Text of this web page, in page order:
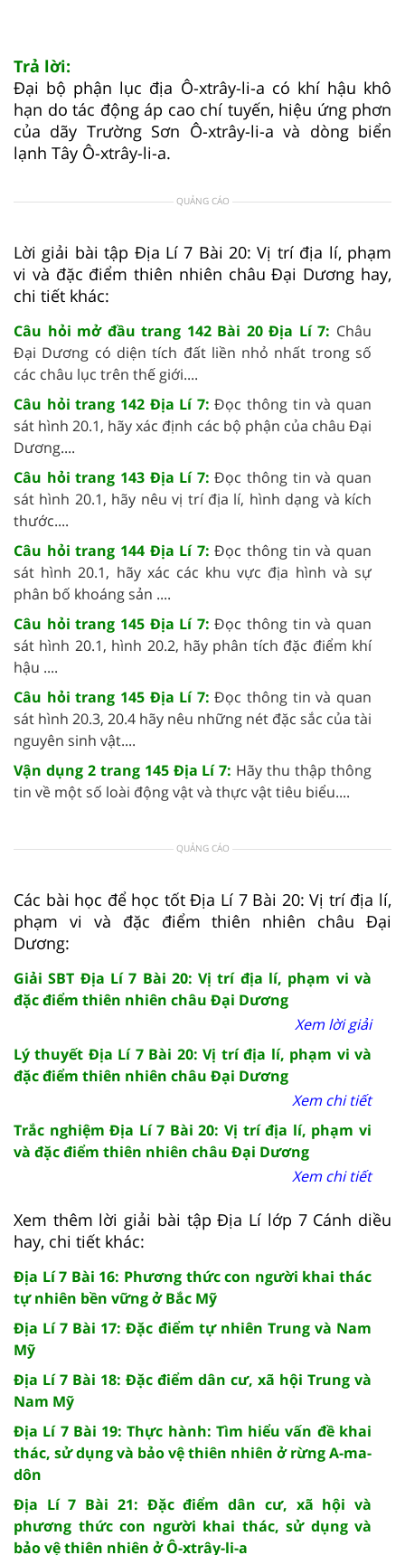
Trả lời:
Đại bộ phận lục địa Ô-xtrây-li-a có khí hậu khô
hạn do tác động áp cao chí tuyến, hiệu ứng phơn
của dãy Trường Sơn Ô-xtrây-li-a và dòng biển
lạnh Tây Ô-xtrây-li-a.
QUẢNG CÁO
Lời giải bài tập Địa Lí 7 Bài 20: Vị trí địa lí, phạm
vi và đặc điểm thiên nhiên châu Đại Dương hay,
chi tiết khác:
Câu hỏi mở đầu trang 142 Bài 20 Địa Lí 7: Châu
Đại Dương có diện tích đất liền nhỏ nhất trong số
các châu lục trên thế giới....
Câu hỏi trang 142 Địa Lí 7:Đọc thông tin và quan
sát hình 20.1, hãy xác định các bộ phận của châu Đại
Dương....
Câu hỏi trang 143 Địa Lí 7:Đọc thông tin và quan
sát hình 20.1, hãy nêu vị trí địa lí, hình dạng và kích
thước....
Câu hỏi trang 144 Địa Lí 7:Đọc thông tin và quan
sát hình 20.1, hãy xác các khu vực địa hình và sự
phân bố khoáng sản ....
Câu hỏi trang 145 Địa Lí 7:Đọc thông tin và quan
sát hình 20.1, hình 20.2, hãy phân tích đặc điểm khí
hậu ....
Câu hỏi trang 145 Địa Lí 7:Đọc thông tin và quan
sát hình 20.3, 20.4 hãy nêu những nét đặc sắc của tài
nguyên sinh vật....
Vận dụng 2 trang 145 Địa Lí 7: Hãy thu thập thông
tin về một số loài động vật và thực vật tiêu biểu....
QUẢNG CÁO
Các bài học để học tốt Địa Lí 7 Bài 20: Vị trí địa lí,
phạm vi và đặc điểm thiên nhiên châu Đại
Dương:
Giải SBT Địa Lí 7 Bài 20: Vị trí địa lí, phạm vi và
đặc điểm thiên nhiên châu Đại Dương
Xem lời giải
Lý thuyết Địa Lí 7 Bài 20: Vị trí địa lí, phạm vi và
đặc điểm thiên nhiên châu Đại Dương
Xem chi tiết
Trắc nghiệm Địa Lí 7 Bài 20: Vị trí địa lí, phạm vi
và đặc điểm thiên nhiên châu Đại Dương
Xem chi tiết
Xem thêm lời giải bài tập Địa Lí lớp 7 Cánh diều
hay, chi tiết khác:
Địa Lí 7 Bài 16: Phương thức con người khai thác
tự nhiên bền vững ở Bắc Mỹ
Địa Lí 7 Bài 17: Đặc điểm tự nhiên Trung và Nam
Mỹ
Địa Lí 7 Bài 18: Đặc điểm dân cư, xã hội Trung và
Nam Mỹ
Địa Lí 7 Bài 19: Thực hành: Tìm hiểu vấn đề khai
thác, sử dụng và bảo vệ thiên nhiên ở rừng A-ma-
dôn
Địa Lí 7 Bài 21: Đặc điểm dân cư, xã hội và
phương thức con người khai thác, sử dụng và
bảo vệ thiên nhiên ở Ô-xtrây-li-a